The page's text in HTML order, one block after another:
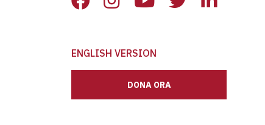
ENGLISH VERSION
DONA ORA